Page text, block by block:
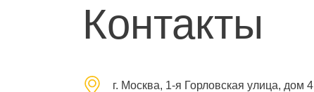
Контакты
г. Москва, 1-я Горловская улица, дом 4